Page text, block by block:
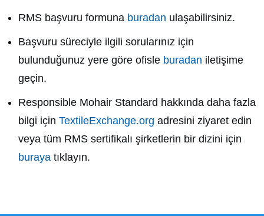
RMS başvuru formuna buradan ulaşabilirsiniz.
Başvuru süreciyle ilgili sorularınız için
bulunduğunuz yere göre ofisle buradan iletişime
geçin.
Responsible Mohair Standard hakkında daha fazla
bilgi için TextileExchange.org adresini ziyaret edin
veya tüm RMS sertifikalı şirketlerin bir dizini için
buraya tıklayın.